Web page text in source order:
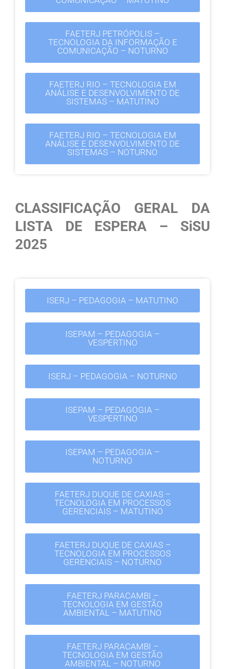
FAETERJ PETRÓPOLIS –
TECNOLOGIA DA INFORMAÇÃO E
COMUNICAÇÃO – NOTURNO
FAETERJ RIO – TECNOLOGIA EM
ANÁLISE E DESENVOLVIMENTO DE
SISTEMAS – MATUTINO
FAETERJ RIO – TECNOLOGIA EM
ANÁLISE E DESENVOLVIMENTO DE
SISTEMAS – NOTURNO
CLASSIFICAÇÃO GERAL DA
LISTA DE ESPERA – SiSU
2025
ISERJ – PEDAGOGIA – MATUTINO
ISEPAM – PEDAGOGIA –
VESPERTINO
ISERJ – PEDAGOGIA – NOTURNO
ISEPAM – PEDAGOGIA –
VESPERTINO
ISEPAM – PEDAGOGIA –
NOTURNO
FAETERJ DUQUE DE CAXIAS –
TECNOLOGIA EM PROCESSOS
GERENCIAIS – MATUTINO
FAETERJ DUQUE DE CAXIAS –
TECNOLOGIA EM PROCESSOS
GERENCIAIS – NOTURNO
FAETERJ PARACAMBI –
TECNOLOGIA EM GESTÃO
AMBIENTAL – MATUTINO
FAETERJ PARACAMBI –
TECNOLOGIA EM GESTÃO
AMBIENTAL – NOTURNO